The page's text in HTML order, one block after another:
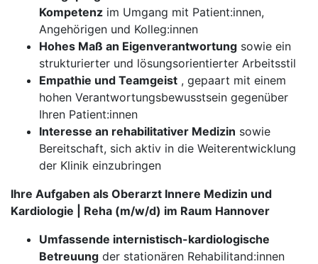
Kompetenz im Umgang mit Patient:innen,
Angehörigen und Kolleg:innen
Hohes Maß an Eigenverantwortung sowie ein
strukturierter und lösungsorientierter Arbeitsstil
Empathie und Teamgeist , gepaart mit einem
hohen Verantwortungsbewusstsein gegenüber
Ihren Patient:innen
Interesse an rehabilitativer Medizin sowie
Bereitschaft, sich aktiv in die Weiterentwicklung
der Klinik einzubringen
Ihre Aufgaben als Oberarzt Innere Medizin und
Kardiologie | Reha (m/w/d) im Raum Hannover
Umfassende internistisch-kardiologische
Betreuung der stationären Rehabilitand:innen